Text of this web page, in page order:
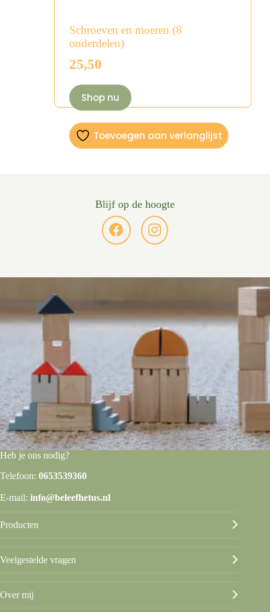
Schroeven en moeren (8
onderdelen)
25,50
Shop nu
Toevoegen aan verlanglijst
Blijf op de hoogte
Heb je ons nodig?
Telefoon: 0653539360
E-mail: info@beleefhetus.nl
Producten
Veelgestelde vragen
Over mij